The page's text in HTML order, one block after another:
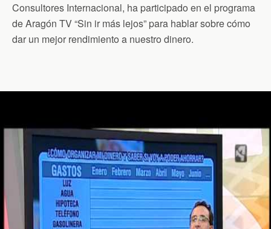
Consultores Internacional, ha participado en el programa
de Aragón TV “Sin ir más lejos” para hablar sobre cómo
dar un mejor rendimiento a nuestro dinero.